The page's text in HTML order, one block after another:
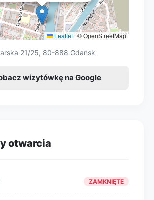
Leaflet |© OpenStreetMap
21/25, 80-888 Gdańsk
wizytówkę na Google
otwarcia
ZAMKNIĘTE